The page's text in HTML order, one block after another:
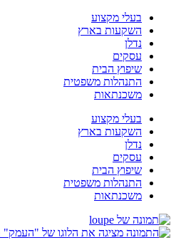
לתוכן
בעלי מקצוע
השקעות בארץ
נדלן
עסקים
שיפוץ הבית
התנהלות משפטית
משכנתאות
בעלי מקצוע
השקעות בארץ
נדלן
עסקים
שיפוץ הבית
התנהלות משפטית
משכנתאות